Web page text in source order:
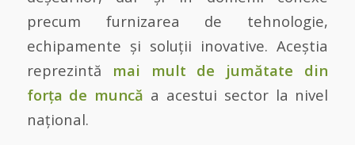
precum furnizarea de tehnologie,
echipamente și soluții inovative. Aceștia
reprezintă mai mult de jumătate din
forța de muncă a acestui sector la nivel
național.